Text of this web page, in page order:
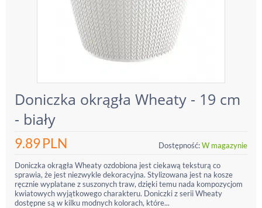
Doniczka okrągła Wheaty - 19 cm
- biały
9.89PLN Dostępność:W magazynie
Doniczka okrągła Wheaty ozdobiona jest ciekawą teksturą co
sprawia, że jest niezwykle dekoracyjna. Stylizowana jest na kosze
ręcznie wyplatane z suszonych traw, dzięki temu nada kompozycjom
kwiatowych wyjątkowego charakteru. Doniczki z serii Wheaty
dostępne są w kilku modnych kolorach, które...